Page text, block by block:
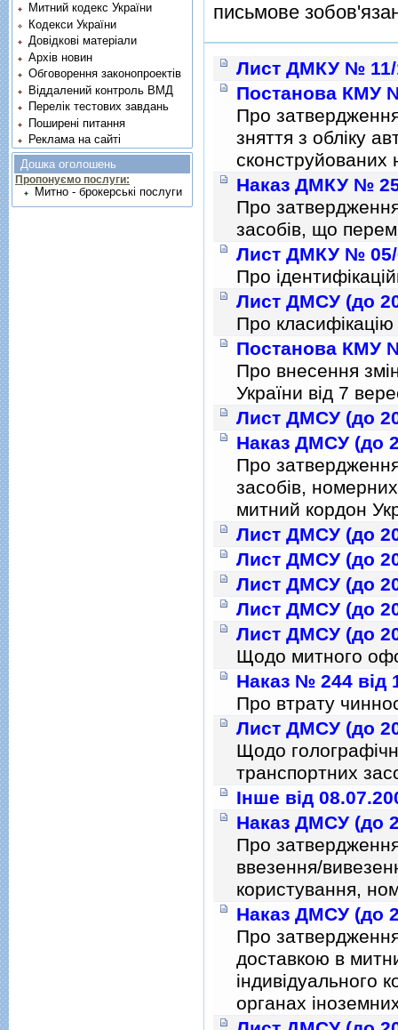
письмове
Лист ДМКУ № 11/
Постанова КМУ
Про
зняття з облiку
Наказ ДМКУ №
Про
засобів, що
Лист ДМКУ № 05/
Про
Лист ДМСУ (до
Про класифiкацiю
Постанова КМУ
Про внесення
України вiд 7
Лист ДМСУ (до
Наказ ДМСУ (до
Про
засобiв,
митний кордон
Лист ДМСУ (до
Лист ДМСУ (до
Лист ДМСУ (до
Лист ДМСУ (до
Лист ДМСУ (до
Щодо митного
Наказ № 244 від
Про втрату
Лист ДМСУ (до
Щодо
транспортних
Інше від
Наказ ДМСУ (до
Про
ввезення/
користування,
Наказ ДМСУ (до
Про
доставкою в
iндивiдуального
органах
Митний кодекс України
Кодекси України
Довідкові матеріали
Архів новин
Обговорення законопроектів
Віддалений контроль ВМД
Перелік тестових завдань
Поширені питання
Реклама на сайті
Дошка оголошень
Пропонуємо послуги:
Митно - брокерські послуги